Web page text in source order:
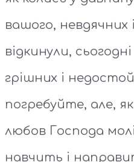
вашого, невдячних
відкинули,
грішних і
погребуйте, але,
любов Господа
навчить і